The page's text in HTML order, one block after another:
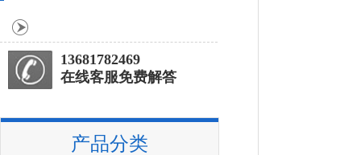
13681782469
在线客服免费解答
产品分类